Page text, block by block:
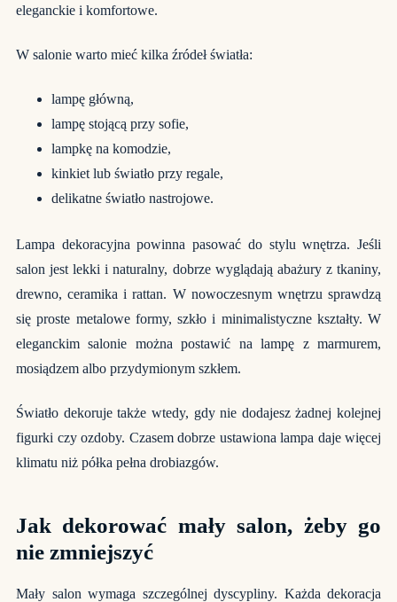
eleganckie i komfortowe.
W salonie warto mieć kilka źródeł światła:
lampę główną,
lampę stojącą przy sofie,
lampkę na komodzie,
kinkiet lub światło przy regale,
delikatne światło nastrojowe.
Lampa dekoracyjna powinna pasować do stylu wnętrza. Jeśli
salon jest lekki i naturalny, dobrze wyglądają abażury z tkaniny,
drewno, ceramika i rattan. W nowoczesnym wnętrzu sprawdzą
się proste metalowe formy, szkło i minimalistyczne kształty. W
eleganckim salonie można postawić na lampę z marmurem,
mosiądzem albo przydymionym szkłem.
Światło dekoruje także wtedy, gdy nie dodajesz żadnej kolejnej
figurki czy ozdoby. Czasem dobrze ustawiona lampa daje więcej
klimatu niż półka pełna drobiazgów.
Jak dekorować mały salon, żeby go
nie zmniejszyć
Mały salon wymaga szczególnej dyscypliny. Każda dekoracja